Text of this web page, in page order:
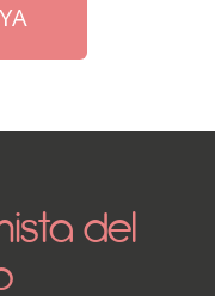
del